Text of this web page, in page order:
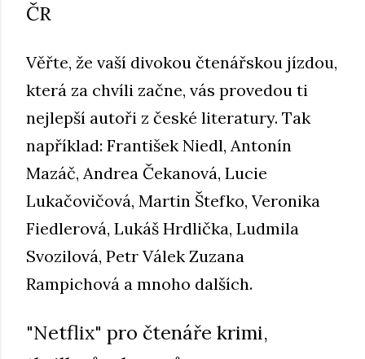
ČR
Věřte, že vaší divokou čtenářskou jízdou,
která za chvíli začne, vás provedou ti
nejlepší autoři z české literatury. Tak
například: František Niedl, Antonín
Mazáč, Andrea Čekanová, Lucie
Lukačovičová, Martin Štefko, Veronika
Fiedlerová, Lukáš Hrdlička, Ludmila
Svozilová, Petr Válek Zuzana
Rampichová a mnoho dalších.
"Netflix" pro čtenáře krimi,